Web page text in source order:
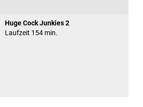
Huge Cock Junkies 2
Laufzeit 154 min.